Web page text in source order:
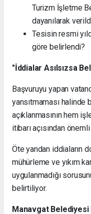
Turizm İşletme
dayanılarak
Tesisin resmi
göre belirlendi?
"İddialar Asılsızsa
Başvuruyu yapan
yansıtmaması
açıklanmasının hem
itibarı açısından
Öte yandan iddiaların
mühürleme ve yıkım
uygulanmadığı
belirtiliyor.
Manavgat Belediyesi